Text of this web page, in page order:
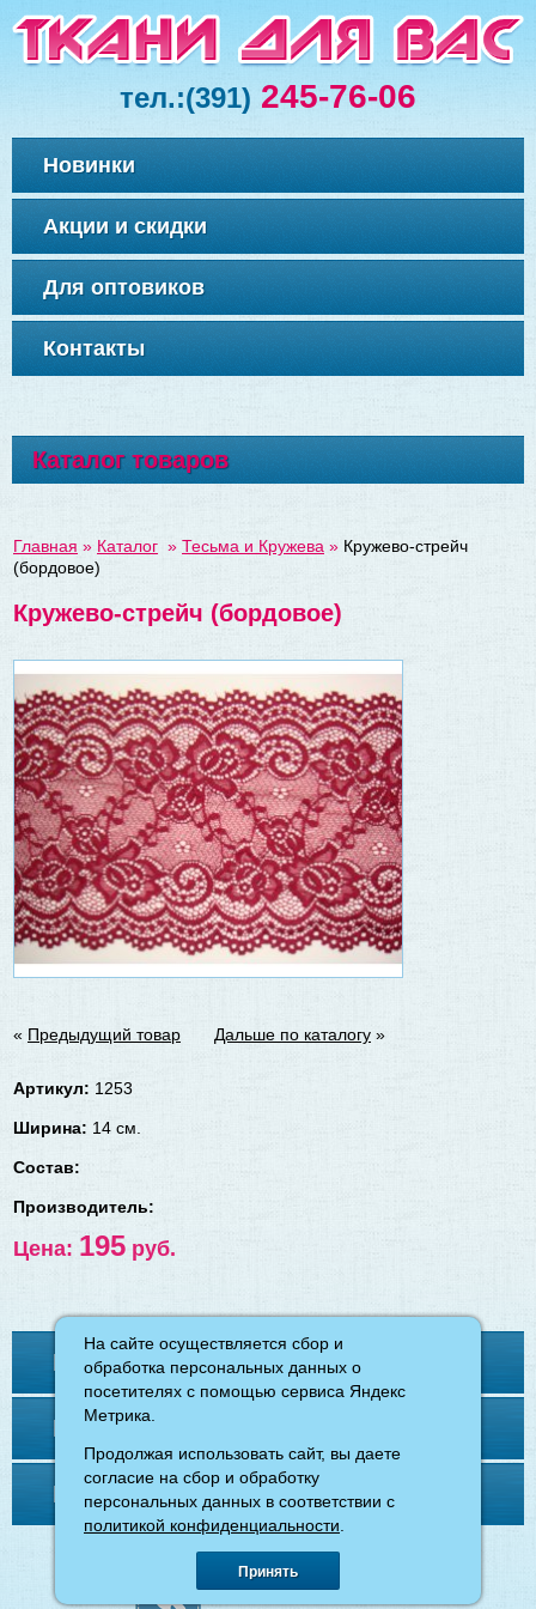
тел.:(391) 245-76-06
Новинки
Акции и скидки
Для оптовиков
Контакты
Каталог товаров
Главная » Каталог » Тесьма и Кружева » Кружево-стрейч
(бордовое)
Кружево-стрейч (бордовое)
« Предыдущий товар Дальше по каталогу »
Артикул: 1253
Ширина: 14 см.
Состав:
Производитель:
Цена: 195 руб.
Контакты
Меню
Напишите нам
магазин «Ткани для вас»
На сайте осуществляется сбор и
обработка персональных данных о
посетителях с помощью сервиса Яндекс
Метрика.
Продолжая использовать сайт, вы даете
согласие на сбор и обработку
персональных данных в соответствии с
политикой конфиденциальности
Принять
На сайте осуществляется сбор и
обработка персональных данных о
посетителях с помощью сервиса Яндекс
Метрика.
Продолжая использовать сайт, вы даете
согласие на сбор и обработку
персональных данных в соответствии с
политикой конфиденциальности
Принять